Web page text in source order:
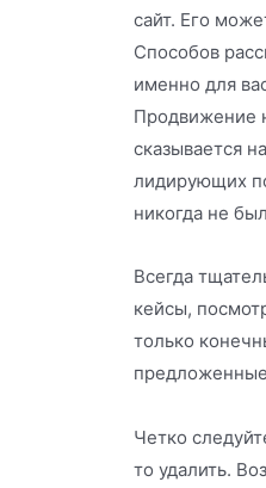
сайт. Его
Способов
именно для
Продвижение
сказывается
лидирующих
никогда не
Всегда
кейсы,
только
Четко
то удалить.